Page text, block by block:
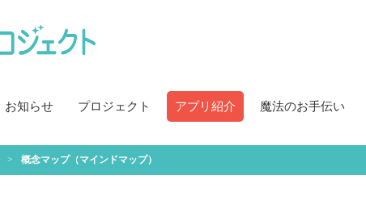
お知らせ プロジェクト アプリ紹介 魔法のお手伝い
概念マップ（マインドマップ）